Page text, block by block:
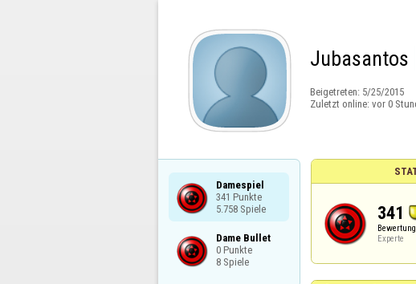
Jubasantos
Beigetreten: 5/25/2015
Zuletzt online: vor 0
Damespiel
341 Punkte
5.758 Spiele
Dame Bullet
0 Punkte
8 Spiele
341
Bewertung
Experte